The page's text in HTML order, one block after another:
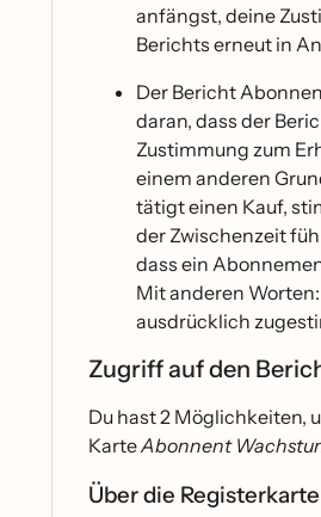
anfängst, deine
Berichts erneut in
Der Bericht
daran, dass der
Zustimmung zum
einem anderen
tätigt einen Kauf,
der Zwischenzeit
dass ein
Mit anderen
ausdrücklich
Zugriff auf den
Du hast 2 Möglichkeiten,
KarteAbonnent
Über die Registerkarte